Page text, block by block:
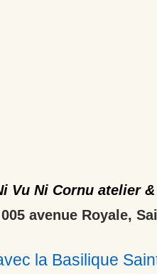
Vu Ni Cornu atelier
avenue Royale,
la Basilique